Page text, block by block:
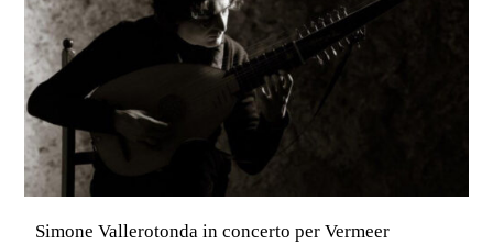
Simone Vallerotonda in concerto per Vermeer